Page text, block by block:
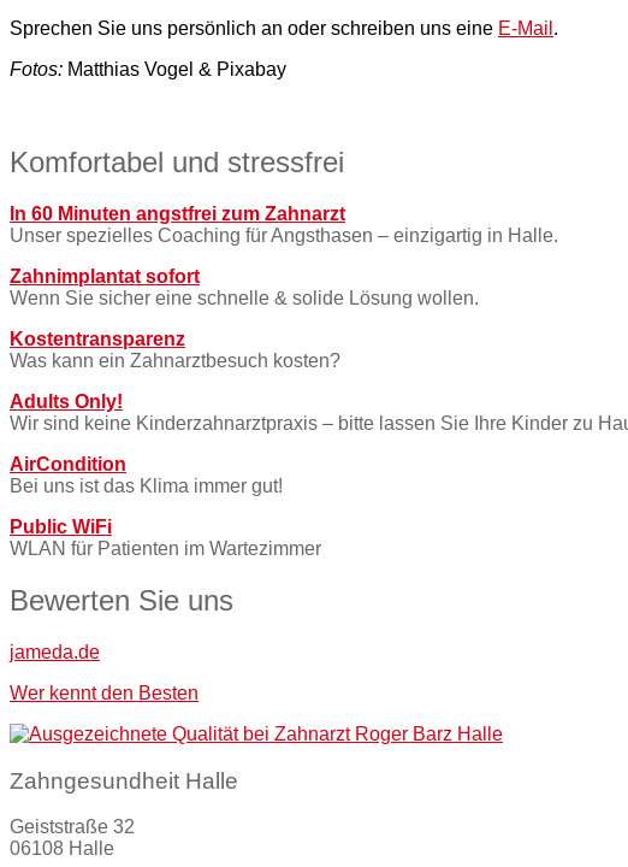
Sprechen Sie uns persönlich an oder schreiben uns eine E-Mail .
Fotos: Matthias Vogel & Pixabay
Komfortabel und stressfrei
In 60 Minuten angstfrei zum Zahnarzt
Unser spezielles Coaching für Angsthasen – einzigartig in Halle.
Zahnimplantat sofort
Wenn Sie sicher eine schnelle & solide Lösung wollen.
Kostentransparenz
Was kann ein Zahnarztbesuch kosten?
Adults Only!
Wir sind keine Kinderzahnarztpraxis – bitte lassen Sie Ihre Kinder zu
AirCondition
Bei uns ist das Klima immer gut!
Public WiFi
WLAN für Patienten im Wartezimmer
Bewerten Sie uns
jameda.de
Wer kennt den Besten
Zahngesundheit Halle
Geiststraße 32
06108 Halle